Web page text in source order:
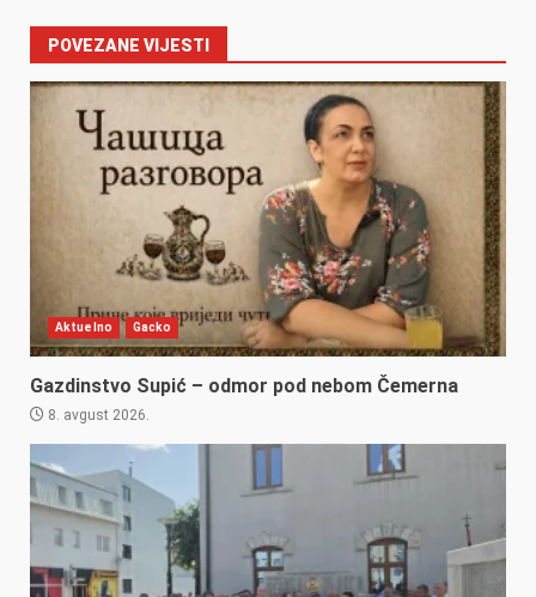
POVEZANE VIJESTI
Aktuelno Gacko
Gazdinstvo Supić – odmor pod nebom Čemerna
8. avgust 2026.